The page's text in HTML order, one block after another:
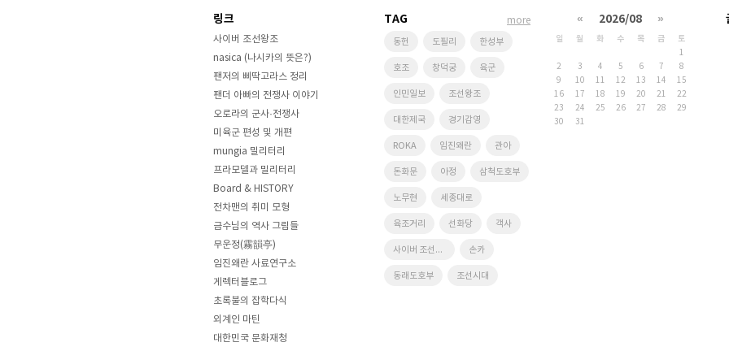
링크
사이버 조선왕조
nasica (나시카의 뜻은?)
팬저의 삐딱고라스 정리
팬더 아빠의 전쟁사 이야기
오로라의 군사·전쟁사
미육군 편성 및 개편
mungia 밀리터리
프라모델과 밀리터리
Board & HISTORY
전차맨의 취미 모형
금수님의 역사 그림들
무운정(霧韻亭)
임진왜란 사료연구소
게렉터블로그
초록불의 잡학다식
외계인 마틴
대한민국 문화재청
TAG
동헌 도필리 한성부
호조 창덕궁 육군
인민일보 조선왕조
대한제국 경기감영
ROKA 임진왜란 관아
돈화문 아정 삼척도호부
노무현 세종대로
육조거리 선화당 객사
사이버 조선왕조 손카
동래도호부 조선시대
more « 2026/08 »
일 월 화 수 목 금
토
1
2
3 4 5 6 7
8
9
10 11 12 13 14
15
16
17 18 19 20 21
22
23
24 25 26 27 28
29
30
31